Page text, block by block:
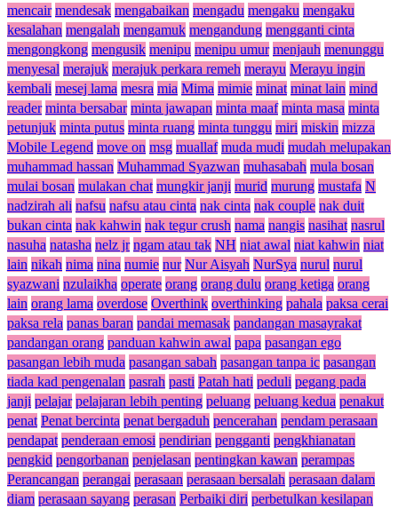
mencair mendesak mengabaikan mengadu mengaku mengaku
kesalahan mengalah mengamuk mengandung mengganti cinta
mengongkong mengusik menipu menipu umur menjauh menunggu
menyesal merajuk merajuk perkara remeh merayu Merayu ingin
kembali mesej lama mesra mia Mima mimie minat minat lain mind
reader minta bersabar minta jawapan minta maaf minta masa minta
petunjuk minta putus minta ruang minta tunggu miri miskin mizza
Mobile Legend move on msg muallaf muda mudi mudah melupakan
muhammad hassan Muhammad Syazwan muhasabah mula bosan
mulai bosan mulakan chat mungkir janji murid murung mustafa N
nadzirah ali nafsu nafsu atau cinta nak cinta nak couple nak duit
bukan cinta nak kahwin nak tegur crush nama nangis nasihat nasrul
nasuha natasha nelz jr ngam atau tak NH niat awal niat kahwin niat
lain nikah nima nina numie nur Nur Aisyah NurSya nurul nurul
syazwani nzulaikha operate orang orang dulu orang ketiga orang
lain orang lama overdose Overthink overthinking pahala paksa cerai
paksa rela panas baran pandai memasak pandangan masayrakat
pandangan orang panduan kahwin awal papa pasangan ego
pasangan lebih muda pasangan sabah pasangan tanpa ic pasangan
tiada kad pengenalan pasrah pasti Patah hati peduli pegang pada
janji pelajar pelajaran lebih penting peluang peluang kedua penakut
penat Penat bercinta penat bergaduh pencerahan pendam perasaan
pendapat penderaan emosi pendirian pengganti pengkhianatan
pengkid pengorbanan penjelasan pentingkan kawan perampas
Perancangan perangai perasaan perasaan bersalah perasaan dalam
diam perasaan sayang perasan Perbaiki diri perbetulkan kesilapan